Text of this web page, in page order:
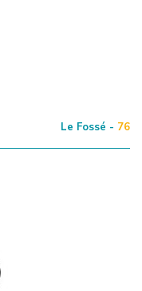
Le Fossé - 76